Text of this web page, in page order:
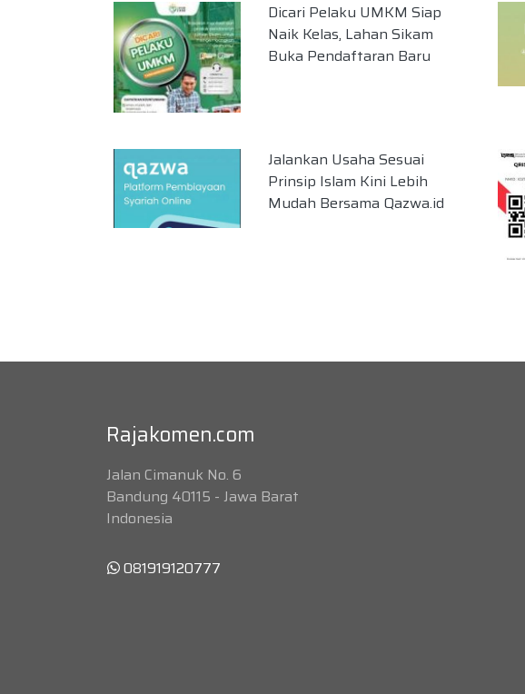
Dicari Pelaku UMKM Siap
Naik Kelas, Lahan Sikam
Buka Pendaftaran Baru
Jalankan Usaha Sesuai
Prinsip Islam Kini Lebih
Mudah Bersama Qazwa.id
Rajakomen.com
Jalan Cimanuk No. 6
Bandung 40115 - Jawa Barat
Indonesia
081919120777